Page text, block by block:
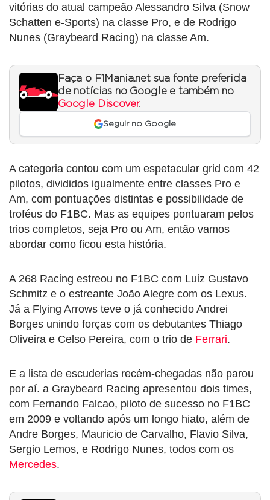
vitórias do atual campeão Alessandro Silva (Snow
Schatten e-Sports) na classe Pro, e de Rodrigo
Nunes (Graybeard Racing) na classe Am.
Faça o F1Mania.net sua fonte preferida
de notícias no Google e também no
Google Discover.
Seguir no Google
A categoria contou com um espetacular grid com 42
pilotos, divididos igualmente entre classes Pro e
Am, com pontuações distintas e possibilidade de
troféus do F1BC. Mas as equipes pontuaram pelos
trios completos, seja Pro ou Am, então vamos
abordar como ficou esta história.
A 268 Racing estreou no F1BC com Luiz Gustavo
Schmitz e o estreante João Alegre com os Lexus.
Já a Flying Arrows teve o já conhecido Andrei
Borges unindo forças com os debutantes Thiago
Oliveira e Celso Pereira, com o trio de Ferrari.
E a lista de escuderias recém-chegadas não parou
por aí. a Graybeard Racing apresentou dois times,
com Fernando Falcao, piloto de sucesso no F1BC
em 2009 e voltando após um longo hiato, além de
Andre Borges, Mauricio de Carvalho, Flavio Silva,
Sergio Lemos, e Rodrigo Nunes, todos com os
Mercedes.